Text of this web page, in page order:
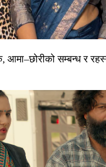
आमा–छोरीको सम्बन्ध र